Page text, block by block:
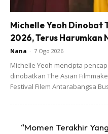
Michelle Yeoh Dinobat
2026, Terus Harumkan
Nana - 7 Ogo 2026
Michelle Yeoh mencipta
dinobatkan The Asian
Festival Filem Antarabangsa
“Momen Terakhir